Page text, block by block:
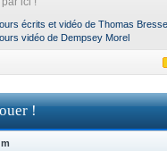
écrits et vidéo de Thomas
vidéo de Dempsey Morel
!